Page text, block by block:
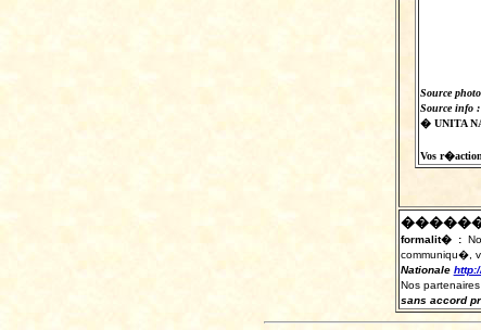
Source
Source info
� UNITA
Vos
formalit� :
communiqu�,
Nationale
Nos
sans accord